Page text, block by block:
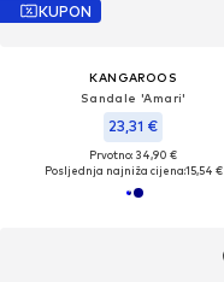
KUPON
KANGAROOS
Sandale 'Amari'
23,31 €
Prvotno: 34,90 €
Posljednja najniža cijena:15,54 €